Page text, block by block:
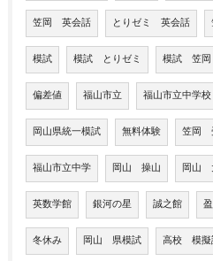
笠岡 英会話 とりゼミ 英会話
模試 模試 とりゼミ 模試 笠岡
偏差値 福山市立 福山市立中学校
岡山県統一模試 無料体験 笠岡
福山市立中学 岡山 操山 岡山
英数学館 銀河の星 誠之館
冬休み 岡山 県模試 高校 模擬